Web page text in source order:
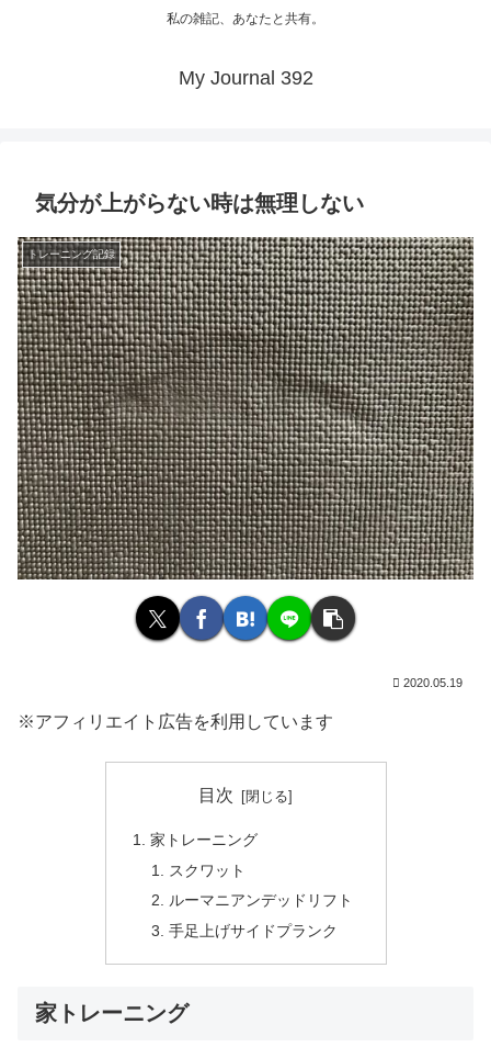
私の雑記、あなたと共有。
My Journal 392
気分が上がらない時は無理しない
トレーニング記録
2020.05.19
※アフィリエイト広告を利用しています
目次
家トレーニング
スクワット
ルーマニアンデッドリフト
手足上げサイドプランク
家トレーニング